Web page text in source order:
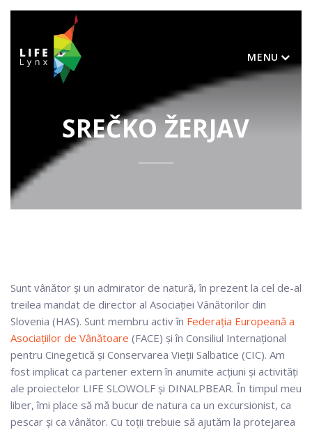
MENU
SREČKO ŽERJAV
Sunt vânător și un admirator de natură, în prezent la cel de-al
treilea mandat de director al Asociației Vânătorilor din
Slovenia (HAS). Sunt membru activ în Federația Europeană a
Asociațiilor de Vânătoare (FACE) și în Consiliul Internațional
pentru Cinegetică și Conservarea Vieții Salbatice (CIC). Am
fost implicat ca partener extern în anumite acțiuni și activități
ale proiectelor LIFE SLOWOLF și DINALPBEAR. În timpul meu
liber, îmi place să mă bucur de natura ca un excursionist, ca
pescar și ca vânător. Cu toții trebuie să ajutăm la protejarea